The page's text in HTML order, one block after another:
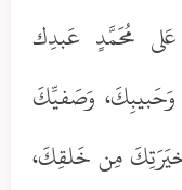
عَلى مُحَمَّدٍ عَبدِك
وَحَبيبِكَ، وَصَفيِّكَ
مِن خَلقِكَ،